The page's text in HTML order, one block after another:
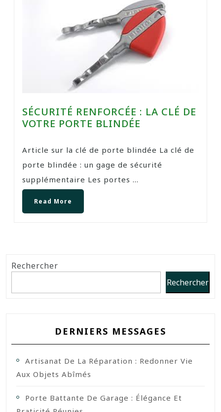
SÉCURITÉ RENFORCÉE : LA CLÉ DE
VOTRE PORTE BLINDÉE
Article sur la clé de porte blindée La clé de
porte blindée : un gage de sécurité
supplémentaire Les portes ...
Read More
Rechercher
Rechercher
DERNIERS MESSAGES
Artisanat De La Réparation : Redonner Vie
Aux Objets Abîmés
Porte Battante De Garage : Élégance Et